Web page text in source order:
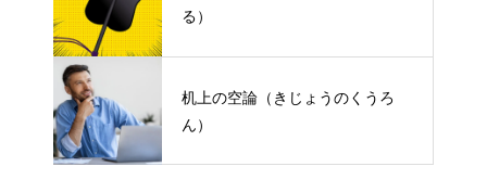
る）
机上の空論（きじょうのくうろ
ん）